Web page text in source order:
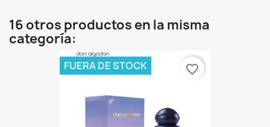
16 otros productos en la misma
categoría:
FUERA DE STOCK favorite_border